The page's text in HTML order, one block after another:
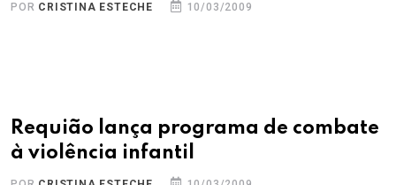
POR CRISTINA ESTECHE 10/03/2009
Requião lança programa de combate
à violência infantil